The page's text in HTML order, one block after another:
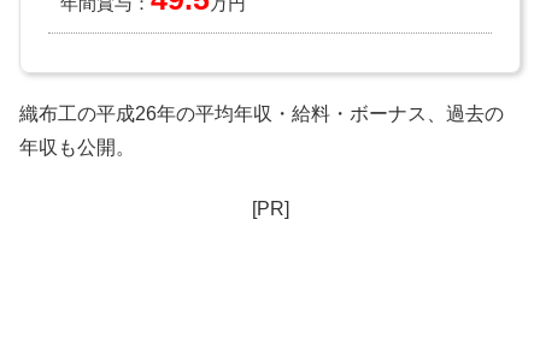
織布工の平成26年の平均年収・給料・ボーナス、過去の
年収も公開。
[PR]